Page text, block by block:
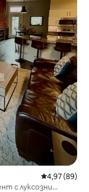
Средна
4,97 (89)
с луксозни